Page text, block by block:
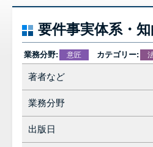
要件事実体系・
業務分野: 意匠 カテゴリー:
著者など
業務分野
出版日